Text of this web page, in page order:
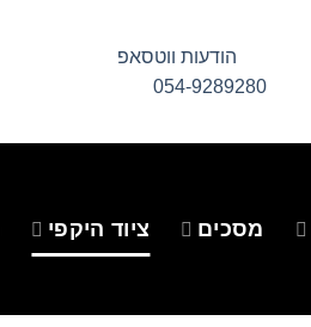
הודעות ווטסאפ
054-9289280
מסכים ציוד היקפי